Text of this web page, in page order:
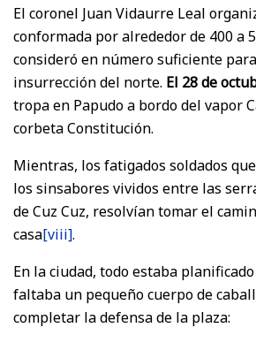
El coronel Juan Vidaurre Leal
conformada por alrededor de 400 a
consideró en número suficiente
insurrección del norte. El 28 de
tropa en Papudo a bordo del vapor
corbeta Constitución.
Mientras, los fatigados soldados
los sinsabores vividos entre las
de Cuz Cuz, resolvían tomar el
casa[viii].
En la ciudad, todo estaba
faltaba un pequeño cuerpo de
completar la defensa de la plaza: